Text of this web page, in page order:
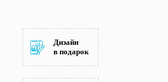
Дизайн
в подарок